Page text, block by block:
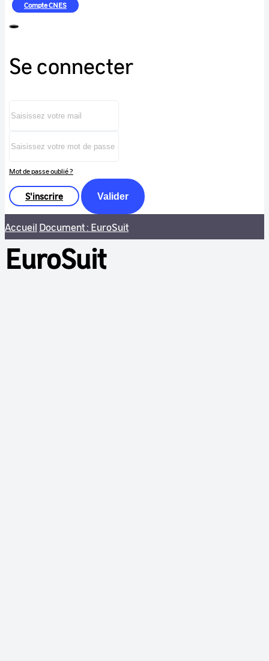
CompteCNES
Se connecter
Mot de passe oublié ?
S'inscrire Valider
Accueil Document : EuroSuit
EuroSuit